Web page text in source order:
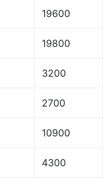
19600
19800
3200
2700
10900
4300